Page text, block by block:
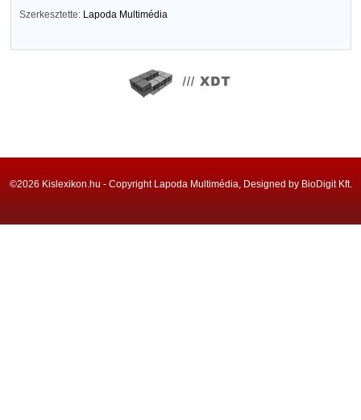
Szerkesztette: Lapoda Multimédia
©2026 Kislexikon.hu - Copyright Lapoda Multimédia, Designed by BioDigit Kft.